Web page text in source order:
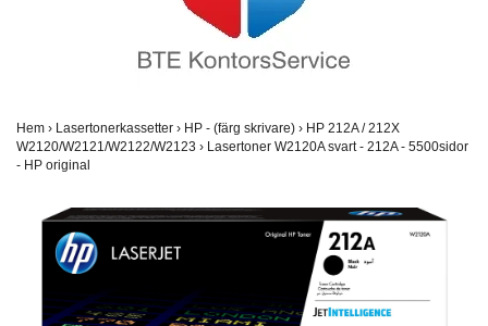
Hem › Lasertonerkassetter › HP - (färg skrivare) › HP 212A / 212X
W2120/W2121/W2122/W2123 › Lasertoner W2120A svart - 212A - 5500sidor
- HP original